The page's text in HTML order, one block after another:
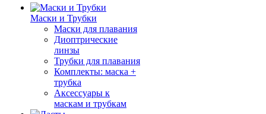
Маски и Трубки
Маски для плавания
Диоптрические
линзы
Трубки для плавания
Комплекты: маска +
трубка
Аксессуары к
маскам и трубкам